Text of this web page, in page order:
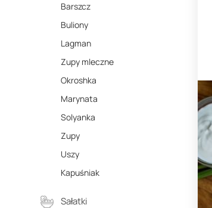
Barszcz
Buliony
Lagman
Zupy mleczne
Okroshka
Marynata
Solyanka
Zupy
Uszy
Kapuśniak
Sałatki